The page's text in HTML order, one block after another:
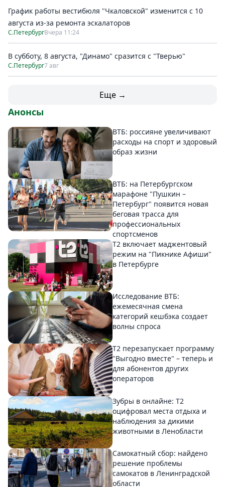
График работы вестибюля "Чкаловской" изменится с 10
августа из-за ремонта эскалаторов
С.ПетербургВчера 11:24
В субботу, 8 августа, "Динамо" сразится с "Тверью"
С.Петербург7 авг
Еще →
Анонсы
ВТБ: россияне увеличивают
расходы на спорт и здоровый
образ жизни
ВТБ: на Петербургском
марафоне "Пушкин –
Петербург" появится новая
беговая трасса для
профессиональных
спортсменов
Т2 включает маджентовый
режим на "Пикнике Афиши"
в Петербурге
Исследование ВТБ:
ежемесячная смена
категорий кешбэка создает
волны спроса
Т2 перезапускает программу
"Выгодно вместе" – теперь и
для абонентов других
операторов
Зубры в онлайне: Т2
оцифровал места отдыха и
наблюдения за дикими
животными в Ленобласти
Самокатный сбор: найдено
решение проблемы
самокатов в Ленинградской
области